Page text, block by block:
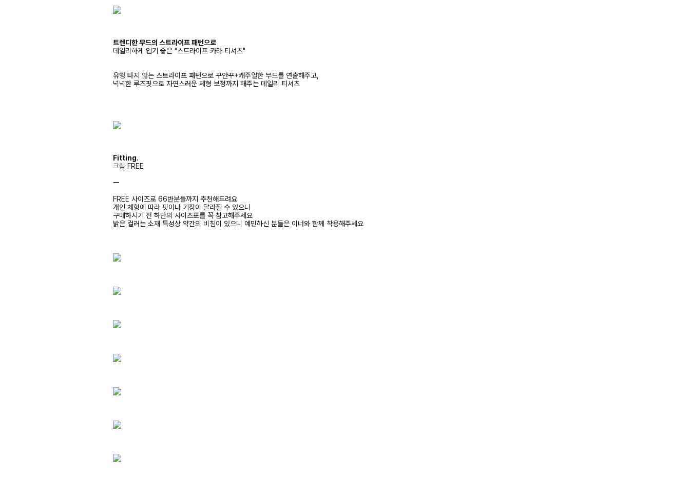
트렌디한 무드의 스트라이프 패턴으로
데일리하게 입기 좋은 "스트라이프 카라 티셔츠"
유행 타지 않는 스트라이프 패턴으로 꾸안꾸+캐주얼한 무드를 연출해주고,
넉넉한 루즈핏으로 자연스러운 체형 보정까지 해주는 데일리 티셔츠
Fitting.
크림 FREE
ㅡ
FREE 사이즈로 66반분들까지 추천해드려요
개인 체형에 따라 핏이나 기장이 달라질 수 있으니
구매하시기 전 하단의 사이즈표를 꼭 참고해주세요
밝은 컬러는 소재 특성상 약간의 비침이 있으니 예민하신 분들은 이너와 함께 착용해주세요